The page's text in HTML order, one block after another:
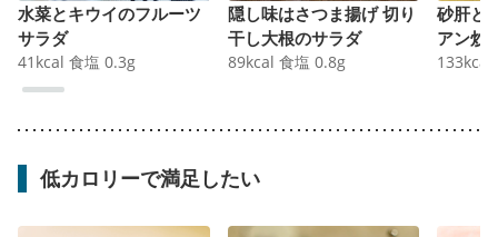
水菜とキウイのフルーツ
サラダ
41 kcal 食塩 0.3g
隠し味はさつま揚げ 切り
干し大根のサラダ
89kcal 食塩 0.8g
砂肝と
アン炒
133kcal
低カロリーで満足したい